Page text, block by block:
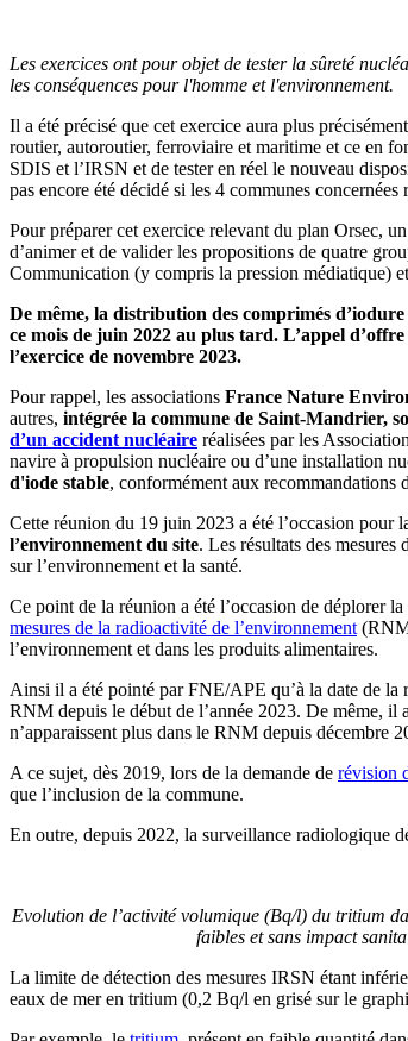
Les exercices ont pour objet de tester la sûreté
les conséquences pour l'homme et l'environnement.
Il a été précisé que cet exercice aura plus
routier, autoroutier, ferroviaire et maritime et ce en
SDIS et l’IRSN et de tester en réel le nouveau
pas encore été décidé si les 4 communes
Pour préparer cet exercice relevant du plan Orsec, un
d’animer et de valider les propositions de quatre
Communication (y compris la pression médiatique)
De même, la distribution des comprimés
ce mois de juin 2022 au plus tard. L’appel
l’exercice de novembre 2023.
Pour rappel, les associations France Nature
autres, intégrée la commune de Saint-Mandrier,
d’un accident nucléaire réalisées par les
navire à propulsion nucléaire ou d’une installation
d'iode stable, conformément aux recommandations
Cette réunion du 19 juin 2023 a été l’occasion pour
l’environnement du site. Les résultats des
sur l’environnement et la santé.
Ce point de la réunion a été l’occasion de déplorer
mesures de la radioactivité de l’environnement
l’environnement et dans les produits alimentaires.
Ainsi il a été pointé par FNE/APE qu’à la date de la
RNM depuis le début de l’année 2023. De même, il
n’apparaissent plus dans le RNM depuis décembre
A ce sujet, dès 2019, lors de la demande de révision
que l’inclusion de la commune.
En outre, depuis 2022, la surveillance radiologique
Evolution de l’activité volumique (Bq/l) du tritium
faibles et sans impact
La limite de détection des mesures IRSN étant
eaux de mer en tritium (0,2 Bq/l en grisé sur le